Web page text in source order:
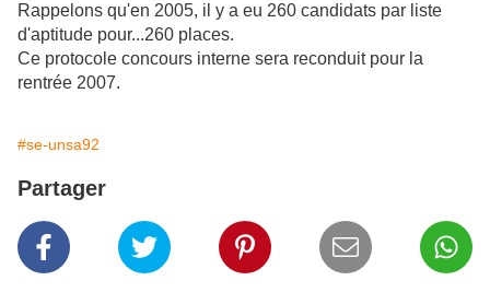
Rappelons qu'en 2005, il y a eu 260 candidats par liste
d'aptitude pour...260 places.
Ce protocole concours interne sera reconduit pour la
rentrée 2007.
#se-unsa92
Partager